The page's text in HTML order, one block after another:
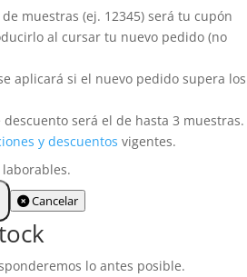
muestras (ej. 12345) será tu cupón
al cursar tu nuevo pedido (no
aplicará si el nuevo pedido supera los
será el de hasta 3 muestras.
y descuentos vigentes.
Cancelar
lo antes posible.